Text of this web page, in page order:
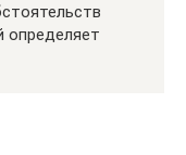
определяет